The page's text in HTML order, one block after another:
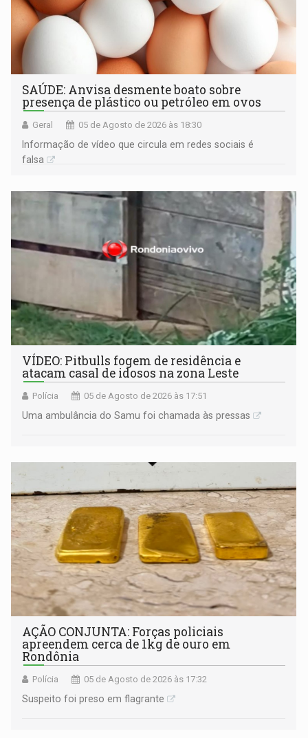
SAÚDE: Anvisa desmente boato sobre
presença de plástico ou petróleo em ovos
Geral 05 de Agosto de 2026 às 18:30
Informação de vídeo que circula em redes sociais é
falsa
VÍDEO: Pitbulls fogem de residência e
atacam casal de idosos na zona Leste
Polícia 05 de Agosto de 2026 às 17:51
Uma ambulância do Samu foi chamada às pressas
AÇÃO CONJUNTA: Forças policiais
apreendem cerca de 1kg de ouro em
Rondônia
Polícia 05 de Agosto de 2026 às 17:32
Suspeito foi preso em flagrante